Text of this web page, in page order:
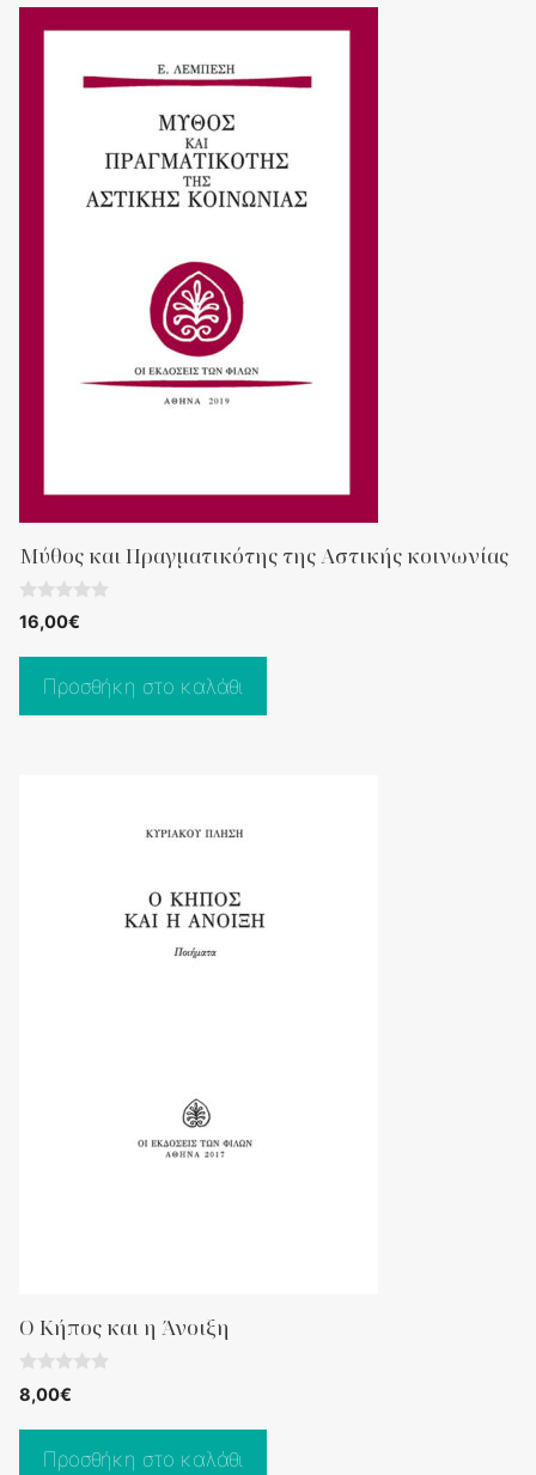
Μύθος και Πραγματικότης της Αστικής κοινωνίας
0
o
5
16,00€
Προσθήκη στο καλάθι
Ο Κήπος και η Άνοιξη
0
o
8,00€
Προσθήκη στο καλάθι